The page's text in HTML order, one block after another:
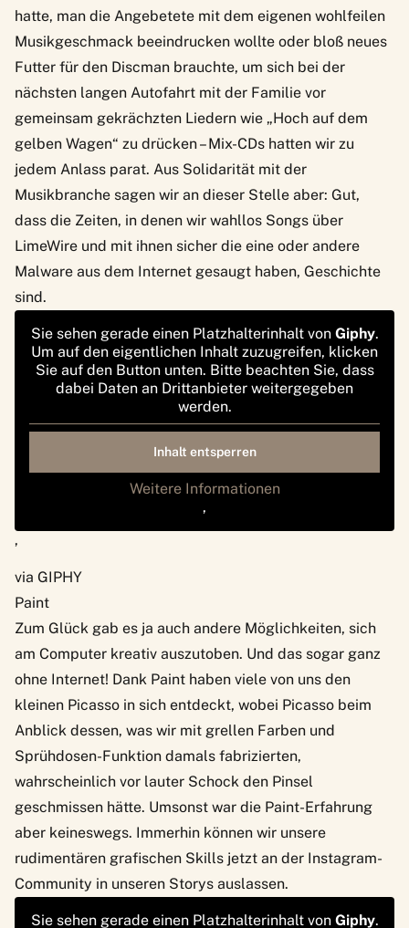
hatte, man die Angebetete mit dem eigenen wohlfeilen
Musikgeschmack beeindrucken wollte oder bloß neues
Futter für den Discman brauchte, um sich bei der
nächsten langen Autofahrt mit der Familie vor
gemeinsam gekrächzten Liedern wie „Hoch auf dem
gelben Wagen“ zu drücken – Mix-CDs hatten wir zu
jedem Anlass parat. Aus Solidarität mit der
Musikbranche sagen wir an dieser Stelle aber: Gut,
dass die Zeiten, in denen wir wahllos Songs über
LimeWire und mit ihnen sicher die eine oder andere
Malware aus dem Internet gesaugt haben, Geschichte
sind.
Sie sehen gerade einen Platzhalterinhalt von Giphy.
Um auf den eigentlichen Inhalt zuzugreifen, klicken
Sie auf den Button unten. Bitte beachten Sie, dass
dabei Daten an Drittanbieter weitergegeben
werden.
Inhalt entsperren
Weitere Informationen
‚
‚
via GIPHY
Paint
Zum Glück gab es ja auch andere Möglichkeiten, sich
am Computer kreativ auszutoben. Und das sogar ganz
ohne Internet! Dank Paint haben viele von uns den
kleinen Picasso in sich entdeckt, wobei Picasso beim
Anblick dessen, was wir mit grellen Farben und
Sprühdosen-Funktion damals fabrizierten,
wahrscheinlich vor lauter Schock den Pinsel
geschmissen hätte. Umsonst war die Paint-Erfahrung
aber keineswegs. Immerhin können wir unsere
rudimentären grafischen Skills jetzt an der Instagram-
Community in unseren Storys auslassen.
Sie sehen gerade einen Platzhalterinhalt von Giphy.